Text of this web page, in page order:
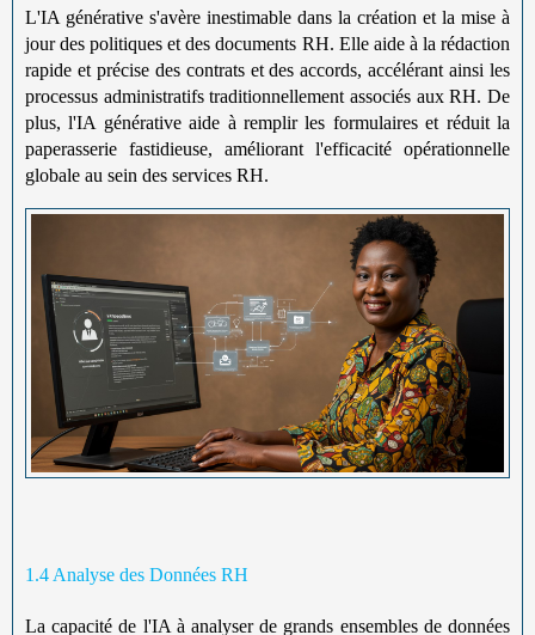
L'IA générative s'avère inestimable dans la création et la mise à
jour des politiques et des documents RH. Elle aide à la rédaction
rapide et précise des contrats et des accords, accélérant ainsi les
processus administratifs traditionnellement associés aux RH. De
plus, l'IA générative aide à remplir les formulaires et réduit la
paperasserie fastidieuse, améliorant l'efficacité opérationnelle
globale au sein des services RH.
1.4 Analyse des Données RH
La capacité de l'IA à analyser de grands ensembles de données